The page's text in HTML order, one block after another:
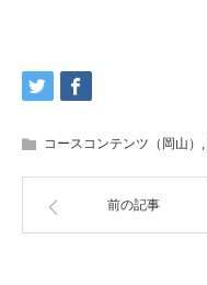
コースコンテンツ（岡山） ,
前の記事